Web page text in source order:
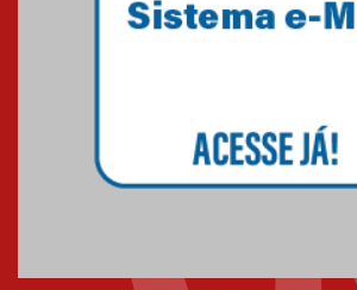
25.10.2024
Brasília
em importantes
de Matemática
04.10.2024